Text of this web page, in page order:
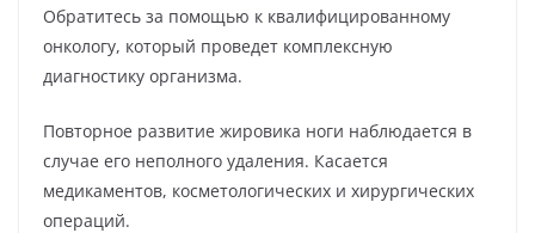
Обратитесь за помощью к квалифицированному
онкологу, который проведет комплексную
диагностику организма.
Повторное развитие жировика ноги наблюдается в
случае его неполного удаления. Касается
медикаментов, косметологических и хирургических
операций.